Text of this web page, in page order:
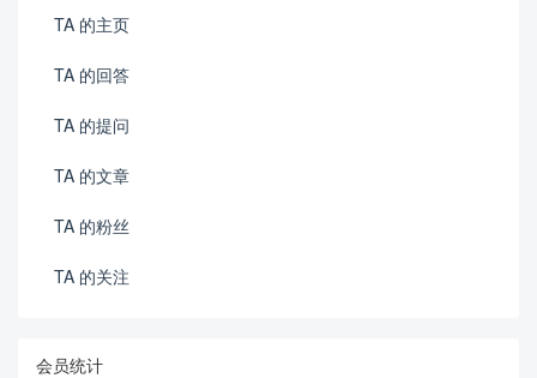
TA 的主页
TA 的回答
TA 的提问
TA 的文章
TA 的粉丝
TA 的关注
会员统计